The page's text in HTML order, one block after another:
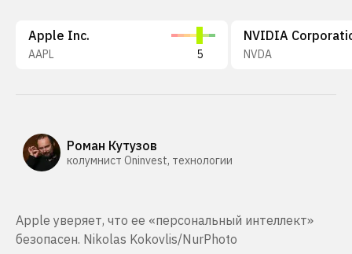
Apple Inc.
AAPL 5
NVIDIA
NVDA
Роман Кутузов
колумнист Oninvest, технологии
Apple уверяет, что ее «персональный интеллект»
безопасен. Nikolas Kokovlis/NurPhoto